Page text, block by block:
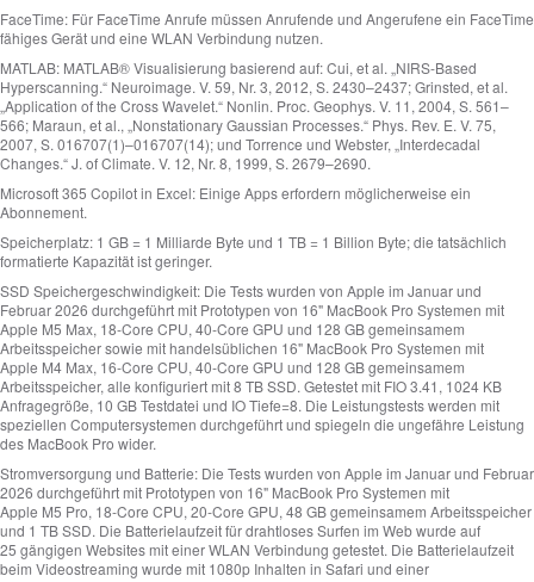
FaceTime:Für FaceTime Anrufe müssen Anrufende und Angerufene ein FaceTime
fähiges Gerät und eine WLAN Verbindung nutzen.
MATLAB: MATLAB® Visualisierung basierend auf: Cui, et al. „NIRS-Based
Hyperscanning.“ Neuroimage. V. 59, Nr. 3, 2012, S. 2430–2437; Grinsted, et al.
„Application of the Cross Wavelet.“ Nonlin. Proc. Geophys. V. 11, 2004, S. 561–
566; Maraun, et al., „Nonstationary Gaussian Processes.“ Phys. Rev. E. V. 75,
2007, S. 016707(1)–016707(14); und Torrence und Webster, „Interdecadal
Changes.“ J. of Climate. V. 12, Nr. 8, 1999, S. 2679–2690.
Microsoft 365 Copilot in Excel: Einige Apps erfordern möglicherweise ein
Abonnement.
Speicherplatz:1 GB = 1 Milliarde Byte und 1 TB = 1 Billion Byte; die tatsächlich
formatierte Kapazität ist geringer.
SSD Speichergeschwindigkeit:Die Tests wurden von Apple im Januar und
Februar 2026 durchgeführt mit Prototypen von 16" MacBook Pro Systemen mit
Apple M5 Max, 18‑Core CPU, 40‑Core GPU und 128 GB gemeinsamem
Arbeitsspeicher sowie mit handelsüblichen 16" MacBook Pro Systemen mit
Apple M4 Max, 16‑Core CPU, 40‑Core GPU und 128 GB gemeinsamem
Arbeitsspeicher, alle konfiguriert mit 8 TB SSD. Getestet mit FIO 3.41, 1024 KB
Anfragegröße, 10 GB Testdatei und IO Tiefe=8. Die Leistungstests werden mit
speziellen Computersystemen durchgeführt und spiegeln die ungefähre Leistung
des MacBook Pro wider.
Strom­versorgung und Batterie: Die Tests wurden von Apple im Januar und Februar
2026 durchgeführt mit Prototypen von 16" MacBook Pro Systemen mit
Apple M5 Pro, 18‑Core CPU, 20‑Core GPU, 48 GB gemeinsamem Arbeitsspeicher
und 1 TB SSD. Die Batterielaufzeit für drahtloses Surfen im Web wurde auf
25 gängigen Websites mit einer WLAN Verbindung getestet. Die Batterielaufzeit
beim Videostreaming wurde mit 1080p Inhalten in Safari und einer